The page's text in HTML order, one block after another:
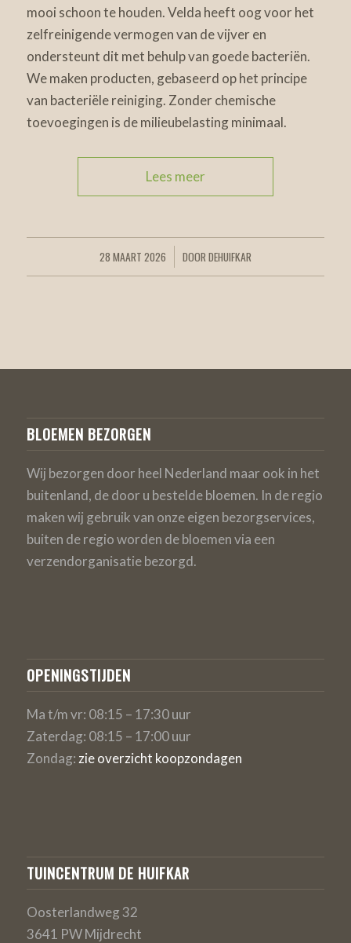
mooi schoon te houden. Velda heeft oog voor het
zelfreinigende vermogen van de vijver en
ondersteunt dit met behulp van goede bacteriën.
We maken producten, gebaseerd op het principe
van bacteriële reiniging. Zonder chemische
toevoegingen is de milieubelasting minimaal.
Lees meer
28 MAART 2026
/ DOORDEHUIFKAR
BLOEMEN BEZORGEN
Wij bezorgen door heel Nederland maar ook in het
buitenland, de door u bestelde bloemen. In de regio
maken wij gebruik van onze eigen bezorgservices,
buiten de regio worden de bloemen via een
verzendorganisatie bezorgd.
OPENINGSTIJDEN
Ma t/m vr: 08:15 – 17:30 uur
Zaterdag: 08:15 – 17:00 uur
Zondag:zie overzicht koopzondagen
TUINCENTRUM DE HUIFKAR
Oosterlandweg 32
3641 PW Mijdrecht